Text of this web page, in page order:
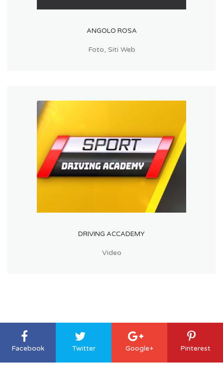
ANGOLO ROSA
Foto, Siti Web
DRIVING ACCADEMY
Video
Facebook Twitter Google+ Pinterest